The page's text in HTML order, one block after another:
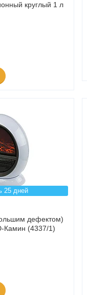
круглый 1 л
25 дней
дефектом)
Камин (4337/1)